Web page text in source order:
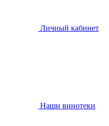
Личный кабинет
Наши винотеки